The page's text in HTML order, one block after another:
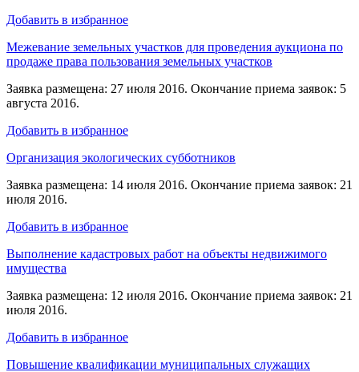
Добавить в избранное
Межевание земельных участков для проведения аукциона по
продаже права пользования земельных участков
Заявка размещена: 27 июля 2016. Окончание приема заявок: 5
августа 2016.
Добавить в избранное
Организация экологических субботников
Заявка размещена: 14 июля 2016. Окончание приема заявок: 21
июля 2016.
Добавить в избранное
Выполнение кадастровых работ на объекты недвижимого
имущества
Заявка размещена: 12 июля 2016. Окончание приема заявок: 21
июля 2016.
Добавить в избранное
Повышение квалификации муниципальных служащих